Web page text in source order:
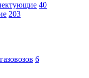
40
203
6